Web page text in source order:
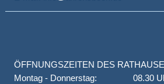
ÖFFNUNGSZEITEN DES
Montag - Donnerstag:
08.30